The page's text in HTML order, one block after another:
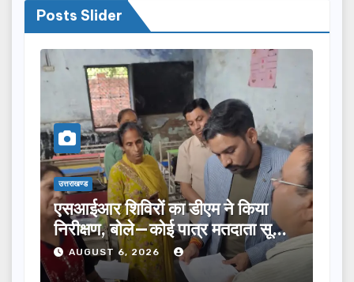
Posts Slider
उत्तराखण्ड
तीलू रौतेली पुरस्कार के लिए 13 महिलाओं
का चयन, 35 आंगनबाड़ी कार्यकर्तियां भी
होंगी सम्मानित…
AUGUST 6, 2026